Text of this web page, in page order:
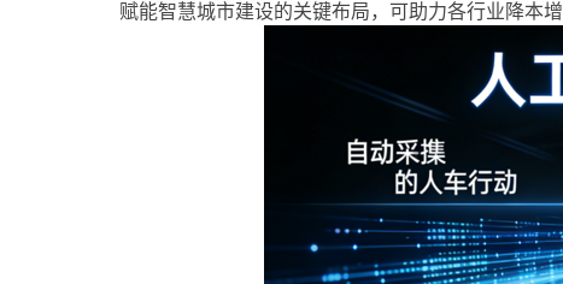
赋能智慧城市建设的关键布局，可助力各行业降本